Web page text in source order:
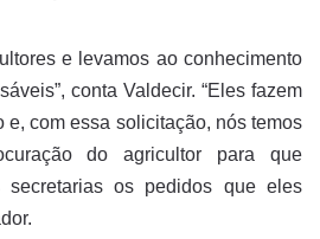
e levamos ao conhecimento
conta Valdecir. “Eles fazem
e, com essa solicitação, nós temos
do agricultor para que
secretarias os pedidos que eles